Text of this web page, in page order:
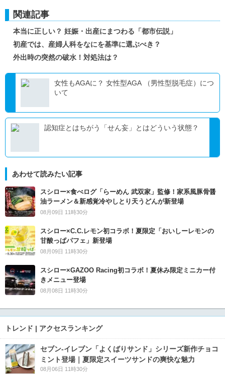
関連記事
本当に正しい？ 妊娠・出産にまつわる「都市伝説」
初産では、産婦人科をなにを基準に選ぶべき？
外出時の突然の破水！対処法は？
女性もAGAに？ 女性型AGA （男性型脱毛症）につ
いて
認知症とはちがう「せん妄」とはどういう状態？
あわせて読みたい記事
スシロー×食べログ「らーめん 武双家」監修！家系風豚骨醤
油ラーメン＆新感覚冷やしとり天うどんが新登場
08月09日 11時30分
スシロー×C.C.レモン初コラボ！夏限定「おいしーレモンの
甘酸っぱパフェ」新登場
08月09日 11時30分
スシロー×GAZOO Racing初コラボ！夏休み限定ミニカー付
きメニュー登場
08月08日 11時30分
トレンド | アクセスランキング
セブン‐イレブン「よくばりサンド」シリーズ新作チョコ
ミント登場｜夏限定スイーツサンドの爽快な魅力
08月06日 11時30分